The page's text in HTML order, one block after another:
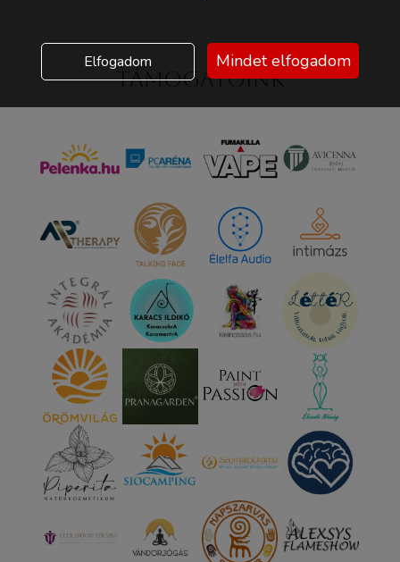
Támogatóink
Elfogadom Mindet elfogadom